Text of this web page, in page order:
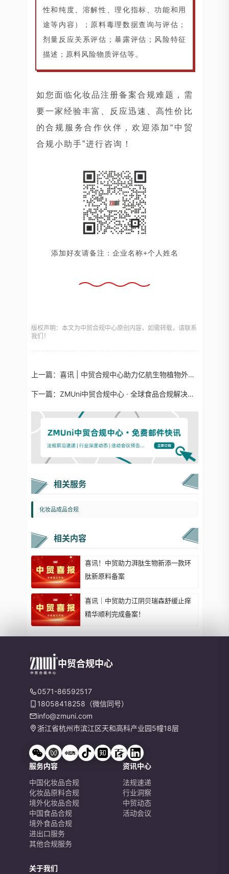
性和纯度、溶解性、理化指标、功能和用
途等内容）；原料毒理数据查询与评估；
剂量反应关系评估；暴露评估；风险特征
描述；原料风险物质评估等。
如您面临化妆品注册备案合规难题，需
要一家经验丰富、反应迅速、高性价比
的合规服务合作伙伴，欢迎添加“中贸
合规小助手”进行咨询！
添加好友请备注：企业名称+个人姓名
版权声明：本文为中贸合规中心原创内容，如需转载，请联系
我们！
上一篇： 喜讯 | 中贸合规中心助力亿航生物植物外泌体获INCI名称！
下一篇： ZMUni中贸合规中心 · 全球食品合规解决方案，为您的产品合规护航！
相关服务
化妆品成品合规
相关内容
喜讯！中贸助力湃肽生物新添一款环
肽新原料备案
喜讯｜中贸助力江阴贝瑞森舒缓止痒
精华顺利完成备案！
中贸合规中心
0571-86592517
18058418258（微信同号）
info@zmuni.com
浙江省杭州市滨江区天和高科产业园5幢18层
服务内容
中国化妆品合规
化妆品原料合规
境外化妆品合规
中国食品合规
境外食品合规
进出口服务
其他合规服务
资讯中心
法规速递
行业洞察
中贸动态
活动会议
关于我们